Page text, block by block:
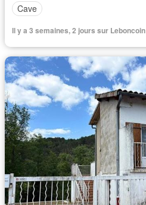
Cave
Il y a 3 semaines, 2 jours sur Leboncoin